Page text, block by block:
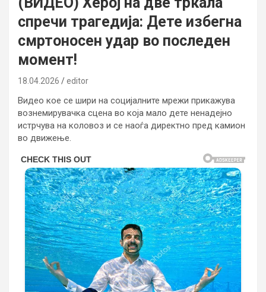
спречи трагедија: Дете избегна
смртоносен удар во последен
момент!
18.04.2026 editor
Видео кое се шири на социјалните мрежи прикажува
вознемирувачка сцена во која мало дете ненадејно
истрчува на коловоз и се наоѓа директно пред камион
во движење.